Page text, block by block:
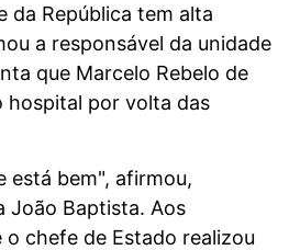
da República tem alta
a responsável da unidade
que Marcelo Rebelo de
hospital por volta das
está bem", afirmou,
João Baptista. Aos
o chefe de Estado realizou